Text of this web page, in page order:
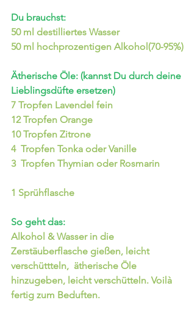
Du brauchst:
50 ml destilliertes Wasser
50 ml hochprozentigen Alkohol(70-95%)
Ätherische Öle: (kannst Du durch deine
Lieblingsdüfte ersetzen)
7 Tropfen Lavendel fein
12 Tropfen Orange
10 Tropfen Zitrone
4  Tropfen Tonka oder Vanille
3  Tropfen Thymian oder Rosmarin
1 Sprühflasche
So geht das:
Alkohol & Wasser in die
Zerstäuberflasche gießen, leicht
verschüttteln,  ätherische Öle
hinzugeben, leicht verschütteln. Voilà
fertig zum Beduften.